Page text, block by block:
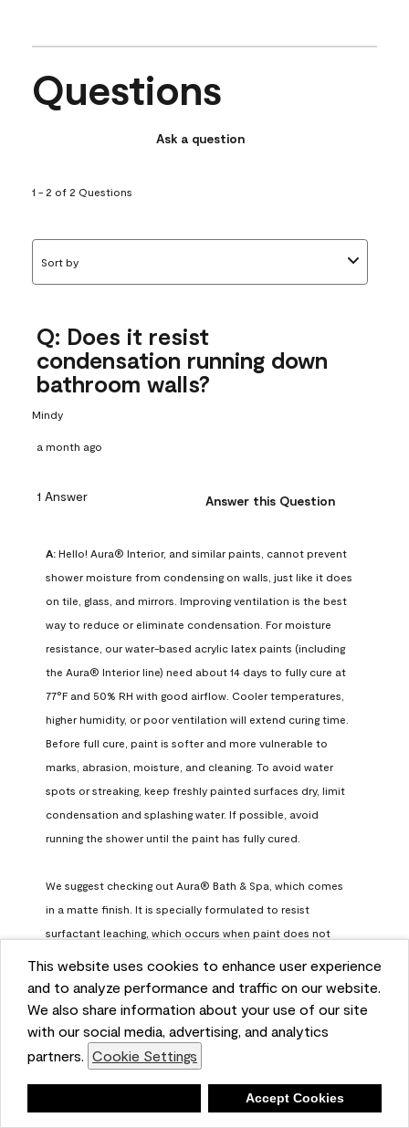
This website uses cookies to enhance user experience
and to analyze performance and traffic on our website.
We also share information about your use of our site
with our social media, advertising, and analytics
partners. Cookie Settings
Accept Cookies
Questions
Ask a question
1 - 2 of 2 Questions
Sort by
Q: Does it resist
condensation running down
bathroom walls?
Mindy
a month ago
1 Answer Answer this Question
A: Hello! Aura® Interior, and similar paints, cannot prevent
shower moisture from condensing on walls, just like it does
on tile, glass, and mirrors. Improving ventilation is the best
way to reduce or eliminate condensation. For moisture
resistance, our water-based acrylic latex paints (including
the Aura® Interior line) need about 14 days to fully cure at
77°F and 50% RH with good airflow. Cooler temperatures,
higher humidity, or poor ventilation will extend curing time.
Before full cure, paint is softer and more vulnerable to
marks, abrasion, moisture, and cleaning. To avoid water
spots or streaking, keep freshly painted surfaces dry, limit
condensation and splashing water. If possible, avoid
running the shower until the paint has fully cured.
We suggest checking out Aura® Bath & Spa, which comes
in a matte finish. It is specially formulated to resist
surfactant leaching, which occurs when paint does not
https://www.benjaminmoore.com/en-us/interior-exterior-
paints-stains/product-catalog/abs/aura-bath-and-spa-
paint
Benjamin Moore Support